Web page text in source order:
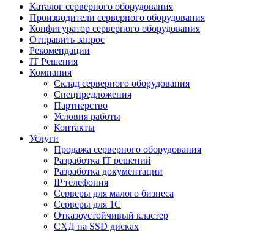
Каталог серверного оборудования
Производители серверного оборудования
Конфигуратор серверного оборудования
Отправить запрос
Рекомендации
IT Решения
Компания
Склад серверного оборудования
Спецпредложения
Партнерство
Условия работы
Контакты
Услуги
Продажа серверного оборудования
Разработка IT решений
Разработка документации
IP телефония
Серверы для малого бизнеса
Серверы для 1С
Отказоустойчивый кластер
СХД на SSD дисках